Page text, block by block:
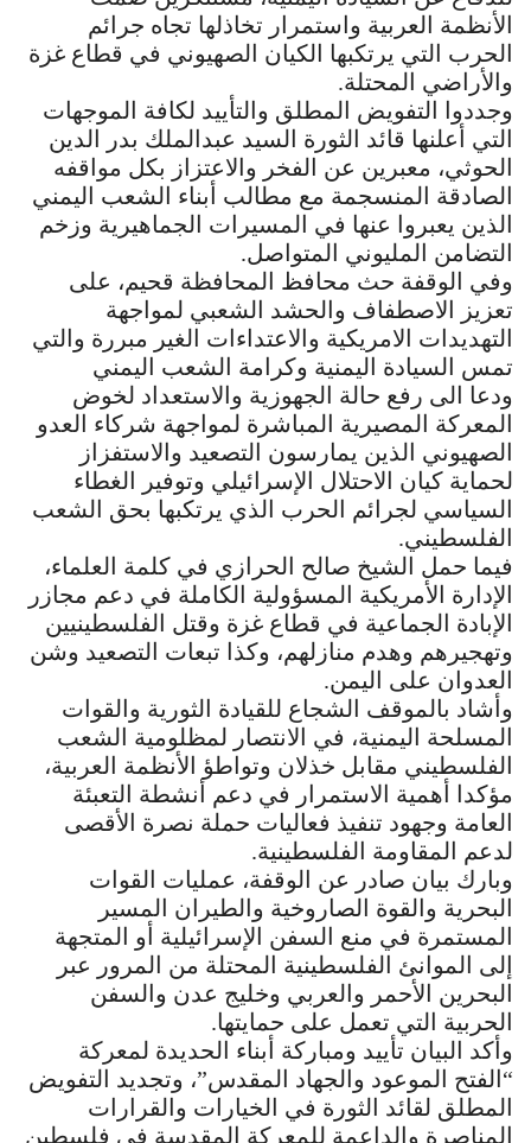
الأنظمة العربية واستمرار تخاذلها تجاه جرائم
الحرب التي يرتكبها الكيان الصهيوني في قطاع غزة
والأراضي المحتلة.
وجددوا التفويض المطلق والتأييد لكافة الموجهات
التي أعلنها قائد الثورة السيد عبدالملك بدر الدين
الحوثي، معبرين عن الفخر والاعتزاز بكل مواقفه
الصادقة المنسجمة مع مطالب أبناء الشعب اليمني
الذين يعبروا عنها في المسيرات الجماهيرية وزخم
التضامن المليوني المتواصل.
وفي الوقفة حث محافظ المحافظة قحيم، على
تعزيز الاصطفاف والحشد الشعبي لمواجهة
التهديدات الامريكية والاعتداءات الغير مبررة والتي
تمس السيادة اليمنية وكرامة الشعب اليمني
ودعا الى رفع حالة الجهوزية والاستعداد لخوض
المعركة المصيرية المباشرة لمواجهة شركاء العدو
الصهيوني الذين يمارسون التصعيد والاستفزاز
لحماية كيان الاحتلال الإسرائيلي وتوفير الغطاء
السياسي لجرائم الحرب الذي يرتكبها بحق الشعب
الفلسطيني.
فيما حمل الشيخ صالح الحرازي في كلمة العلماء،
الإدارة الأمريكية المسؤولية الكاملة في دعم مجازر
الإبادة الجماعية في قطاع غزة وقتل الفلسطينيين
وتهجيرهم وهدم منازلهم، وكذا تبعات التصعيد وشن
العدوان على اليمن.
وأشاد بالموقف الشجاع للقيادة الثورية والقوات
المسلحة اليمنية، في الانتصار لمظلومية الشعب
الفلسطيني مقابل خذلان وتواطؤ الأنظمة العربية،
مؤكدا أهمية الاستمرار في دعم أنشطة التعبئة
العامة وجهود تنفيذ فعاليات حملة نصرة الأقصى
لدعم المقاومة الفلسطينية.
وبارك بيان صادر عن الوقفة، عمليات القوات
البحرية والقوة الصاروخية والطيران المسير
المستمرة في منع السفن الإسرائيلية أو المتجهة
إلى الموانئ الفلسطينية المحتلة من المرور عبر
البحرين الأحمر والعربي وخليج عدن والسفن
الحربية التي تعمل على حمايتها.
وأكد البيان تأييد ومباركة أبناء الحديدة لمعركة
“الفتح الموعود والجهاد المقدس”، وتجديد التفويض
المطلق لقائد الثورة في الخيارات والقرارات
المناصرة والداعمة للمعركة المقدسة في فلسطين